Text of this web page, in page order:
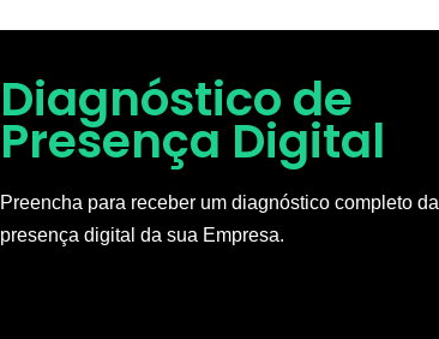
Diagnóstico de
Presença Digital
Preencha para receber um diagnóstico completo da
presença digital da sua Empresa.